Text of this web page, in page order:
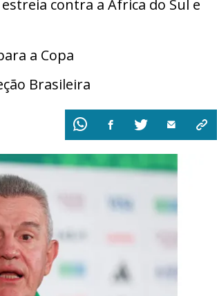
contra a África do Sul e
a Copa
Brasileira